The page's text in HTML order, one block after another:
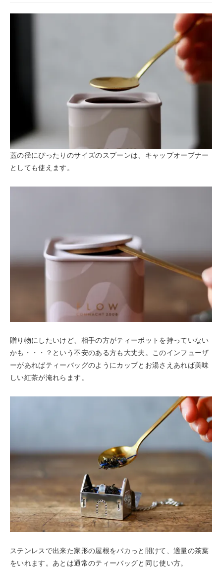
蓋の径にぴったりのサイズのスプーンは、キャップオープナー
としても使えます。
贈り物にしたいけど、相手の方がティーポットを持っていない
かも・・・？という不安のある方も大丈夫。このインフューザ
ーがあればティーバッグのようにカップとお湯さえあれば美味
しい紅茶が淹れらます。
ステンレスで出来た家形の屋根をパカっと開けて、適量の茶葉
をいれます。あとは通常のティーバッグと同じ使い方。